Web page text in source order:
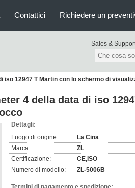
Contattici Richiedere un
Sales & Support
iso 12947 T Martin con lo schermo di
4 della data di iso
Dettagli:
Luogo di origine:
La Cina
Marca:
ZL
Certificazione:
CE,ISO
Numero di modello:
ZL-5006B